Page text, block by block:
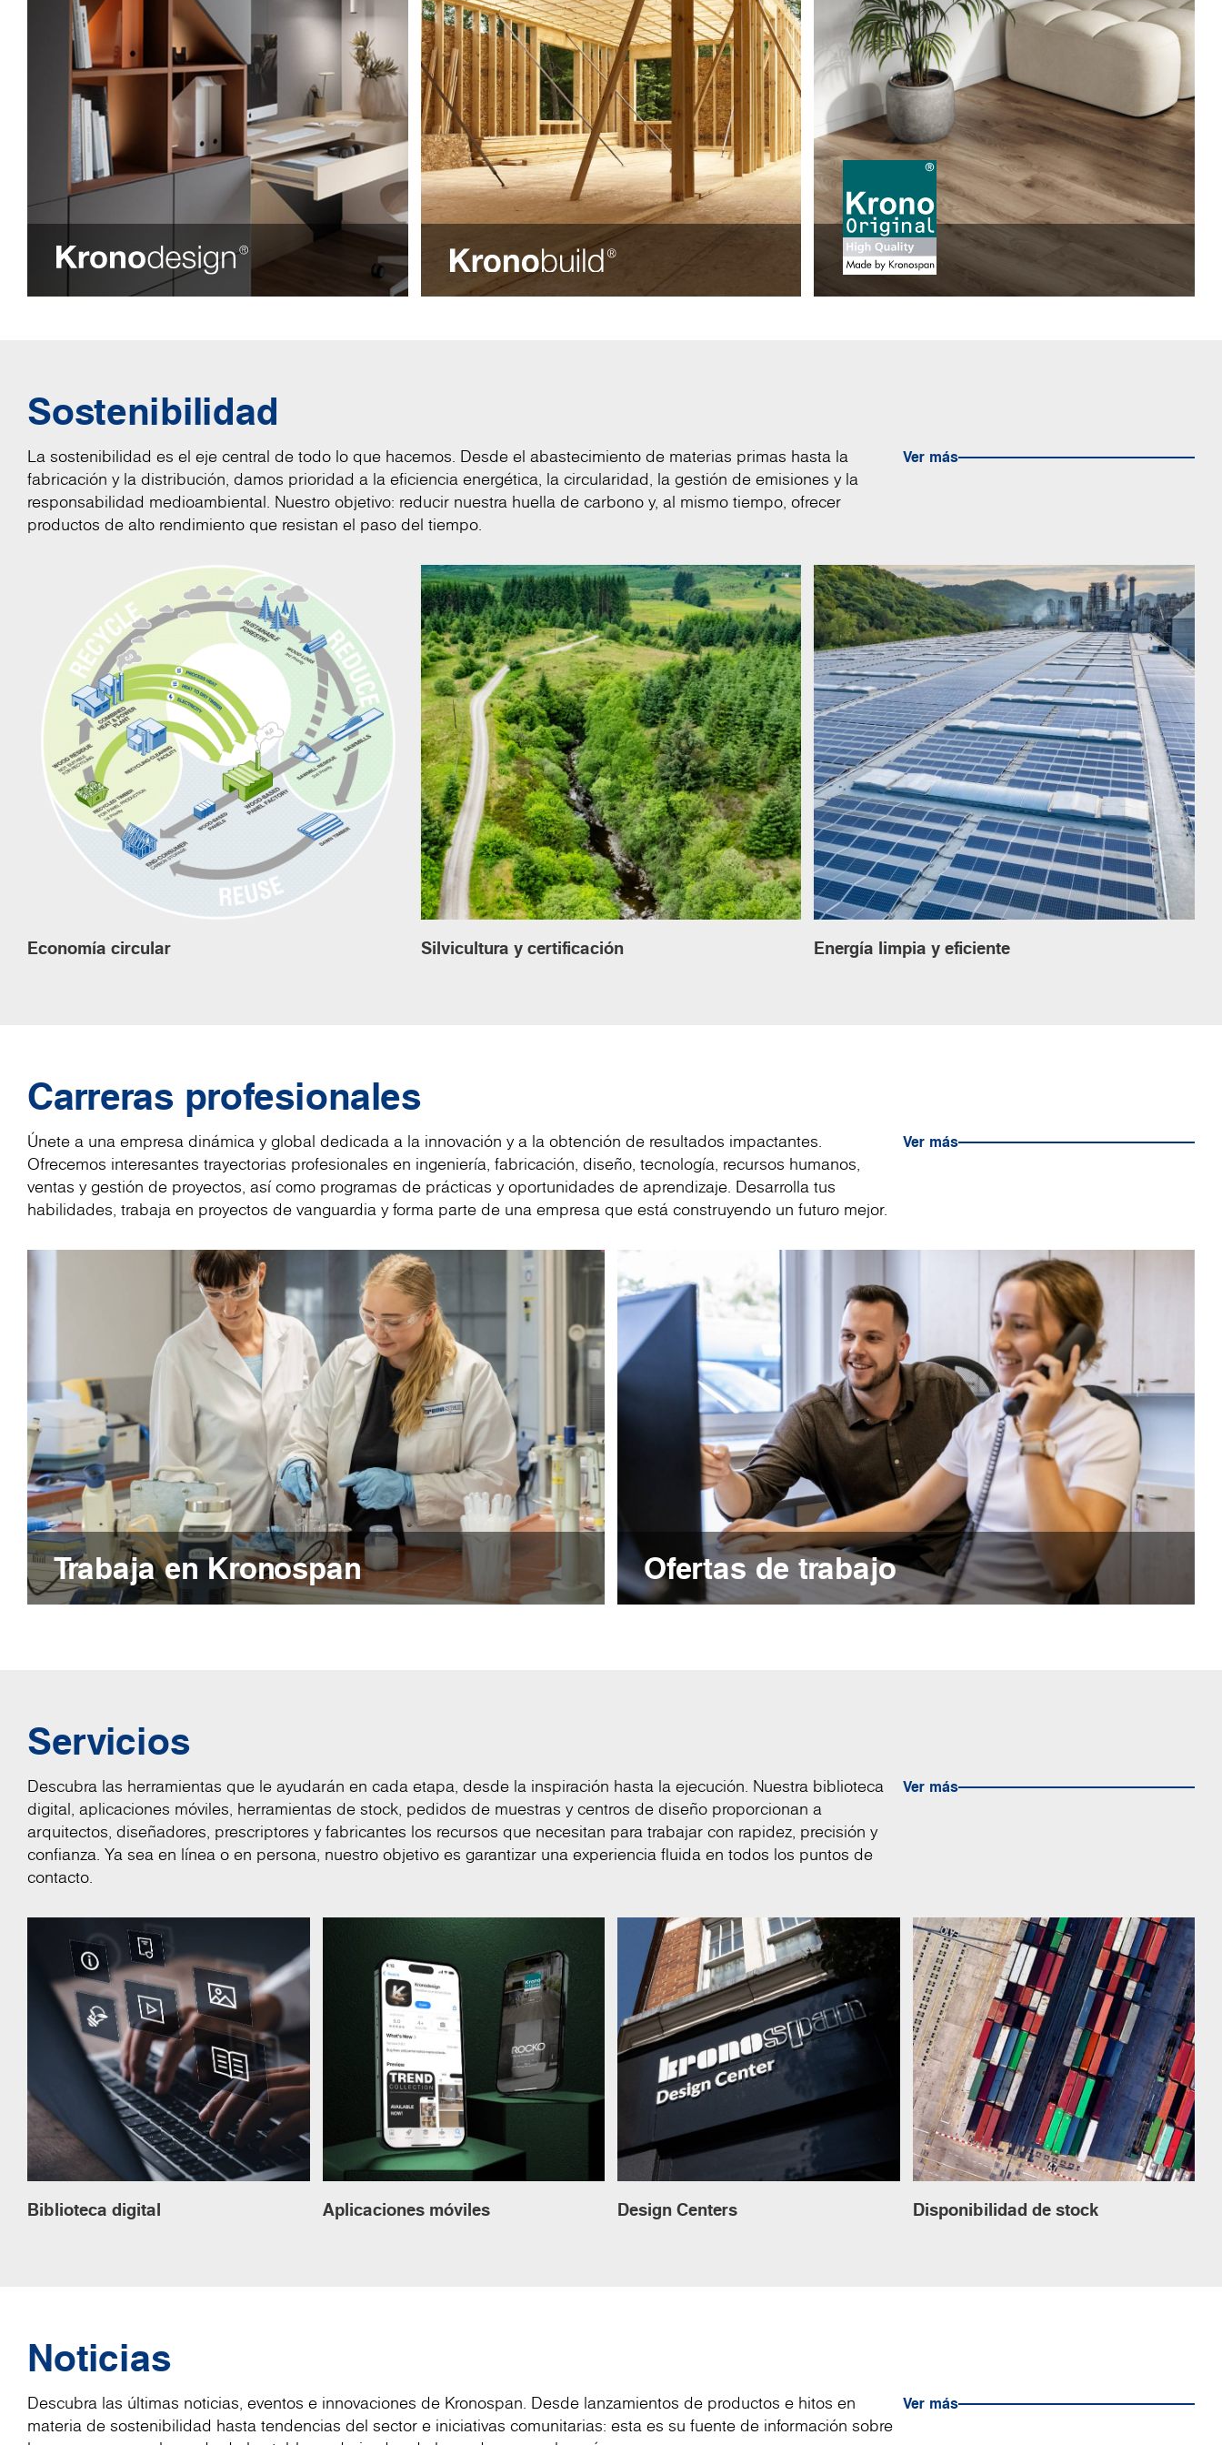
Sostenibilidad
La sostenibilidad es el eje central de todo lo que hacemos. Desde el abastecimiento de materias primas hasta la
fabricación y la distribución, damos prioridad a la eficiencia energética, la circularidad, la gestión de emisiones y la
responsabilidad medioambiental. Nuestro objetivo: reducir nuestra huella de carbono y, al mismo tiempo, ofrecer
productos de alto rendimiento que resistan el paso del tiempo.
Ver más
Economía circular Silvicultura y certificación Energía limpia y eficiente
Carreras profesionales
Únete a una empresa dinámica y global dedicada a la innovación y a la obtención de resultados impactantes.
Ofrecemos interesantes trayectorias profesionales en ingeniería, fabricación, diseño, tecnología, recursos humanos,
ventas y gestión de proyectos, así como programas de prácticas y oportunidades de aprendizaje. Desarrolla tus
habilidades, trabaja en proyectos de vanguardia y forma parte de una empresa que está construyendo un futuro mejor.
Ver más
Trabaja en Kronospan Ofertas de trabajo
Servicios
Descubra las herramientas que le ayudarán en cada etapa, desde la inspiración hasta la ejecución. Nuestra biblioteca
digital, aplicaciones móviles, herramientas de stock, pedidos de muestras y centros de diseño proporcionan a
arquitectos, diseñadores, prescriptores y fabricantes los recursos que necesitan para trabajar con rapidez, precisión y
confianza. Ya sea en línea o en persona, nuestro objetivo es garantizar una experiencia fluida en todos los puntos de
contacto.
Ver más
Biblioteca digital Aplicaciones móviles Design Centers Disponibilidad de stock
Noticias
Descubra las últimas noticias, eventos e innovaciones de Kronospan. Desde lanzamientos de productos e hitos en
materia de sostenibilidad hasta tendencias del sector e iniciativas comunitarias: esta es su fuente de información sobre
Ver más